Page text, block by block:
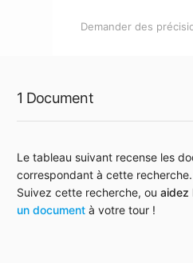
Demander des
1 Document
Le tableau suivant recense les
correspondant à cette recherche.
Suivez cette recherche, ou aidez
un document à votre tour !